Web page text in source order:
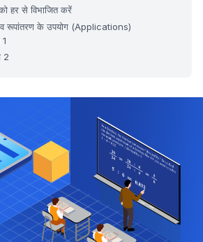
हर से विभाजित करें
रूपांतरण के उपयोग (Applications)
2